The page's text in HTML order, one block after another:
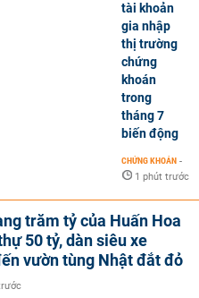
tài khoản
gia nhập
thị trường
chứng
khoán
trong
tháng 7
biến động
CHỨNG KHOÁN -
1 phút trước
trăm tỷ của Huấn Hoa
50 tỷ, dàn siêu xe
vườn tùng Nhật đắt đỏ